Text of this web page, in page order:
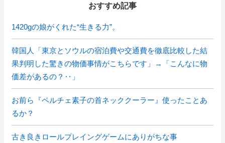
おすすめ記事
1420gの娘がくれた“生きる力”。
韓国人「東京とソウルの宿泊費や交通費を徹底比較した結
果判明した驚きの物価事情がこちらです」→「こんなに物
価差があるの？‥」
お前ら『ペルチェ素子の首ネッククーラー』使ったことあ
るか？
古き良きロールプレイングゲームにありがちな事